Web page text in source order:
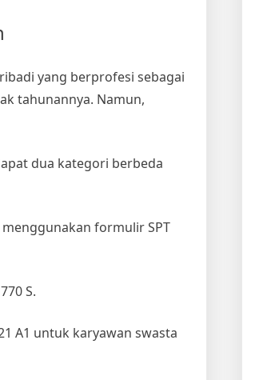
yang berprofesi sebagai
tahunannya. Namun,
dua kategori berbeda
formulir SPT
S.
A1 untuk karyawan swasta